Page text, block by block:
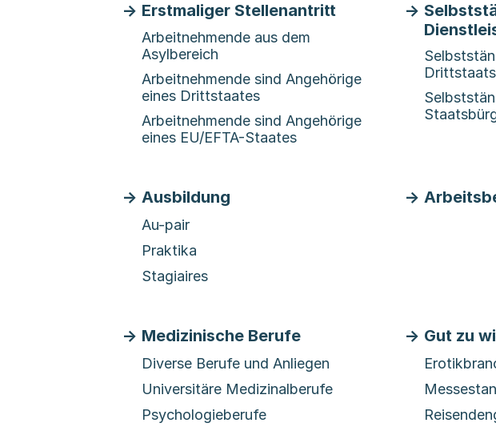
Erstmaliger Stellenantritt
Arbeitnehmende aus dem
Asylbereich
Arbeitnehmende sind Angehörige
eines Drittstaates
Arbeitnehmende sind Angehörige
eines EU/EFTA-Staates
Ausbildung
Au-pair
Praktika
Stagiaires
Medizinische Berufe
Diverse Berufe und Anliegen
Universitäre Medizinalberufe
Psychologieberufe
Gut zu